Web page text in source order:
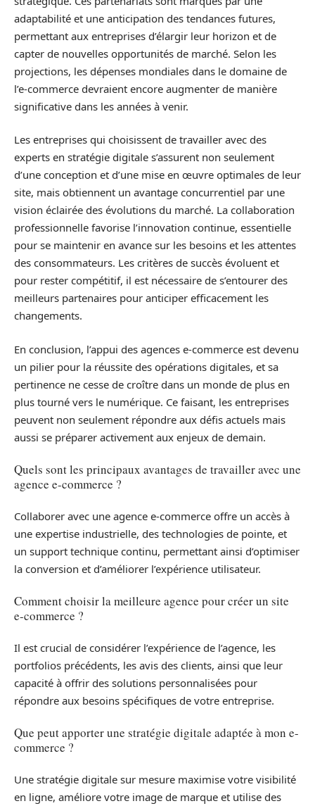
adaptabilité et une anticipation des tendances futures,
permettant aux entreprises d’élargir leur horizon et de
capter de nouvelles opportunités de marché. Selon les
projections, les dépenses mondiales dans le domaine de
l’e-commerce devraient encore augmenter de manière
significative dans les années à venir.
Les entreprises qui choisissent de travailler avec des
experts en stratégie digitale s’assurent non seulement
d’une conception et d’une mise en œuvre optimales de leur
site, mais obtiennent un avantage concurrentiel par une
vision éclairée des évolutions du marché. La collaboration
professionnelle favorise l’innovation continue, essentielle
pour se maintenir en avance sur les besoins et les attentes
des consommateurs. Les critères de succès évoluent et
pour rester compétitif, il est nécessaire de s’entourer des
meilleurs partenaires pour anticiper efficacement les
changements.
En conclusion, l’appui des agences e-commerce est devenu
un pilier pour la réussite des opérations digitales, et sa
pertinence ne cesse de croître dans un monde de plus en
plus tourné vers le numérique. Ce faisant, les entreprises
peuvent non seulement répondre aux défis actuels mais
aussi se préparer activement aux enjeux de demain.
Quels sont les principaux avantages de travailler avec une
agence e-commerce ?
Collaborer avec une agence e-commerce offre un accès à
une expertise industrielle, des technologies de pointe, et
un support technique continu, permettant ainsi d’optimiser
la conversion et d’améliorer l’expérience utilisateur.
Comment choisir la meilleure agence pour créer un site
e-commerce ?
Il est crucial de considérer l’expérience de l’agence, les
portfolios précédents, les avis des clients, ainsi que leur
capacité à offrir des solutions personnalisées pour
répondre aux besoins spécifiques de votre entreprise.
Que peut apporter une stratégie digitale adaptée à mon e-
commerce ?
Une stratégie digitale sur mesure maximise votre visibilité
en ligne, améliore votre image de marque et utilise des